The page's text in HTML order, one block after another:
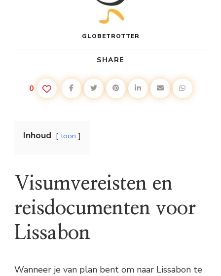
GLOBETROTTER
SHARE
0
Inhoud toon
Visumvereisten en
reisdocumenten voor
Lissabon
Wanneer je van plan bent om naar Lissabon te